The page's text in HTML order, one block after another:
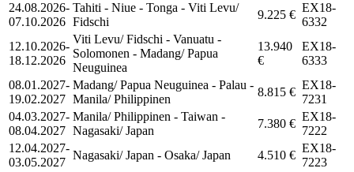
24.08.2026-
07.10.2026
Tahiti - Niue - Tonga - Viti Levu/
Fidschi
9.225 €
EX18-
6332
12.10.2026-
18.12.2026
Viti Levu/ Fidschi - Vanuatu -
Solomonen - Madang/ Papua
Neuguinea
13.940
€
EX18-
6333
08.01.2027-
19.02.2027
Madang/ Papua Neuguinea - Palau -
Manila/ Philippinen
8.815 €
EX18-
7231
04.03.2027-
08.04.2027
Manila/ Philippinen - Taiwan -
Nagasaki/ Japan
7.380 €
EX18-
7222
12.04.2027-
03.05.2027
Nagasaki/ Japan - Osaka/ Japan 4.510 €
EX18-
7223